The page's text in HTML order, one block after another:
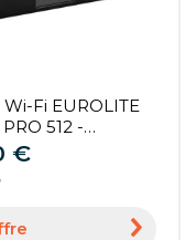
Fi EUROLITE
512 -
matériels DMX
€